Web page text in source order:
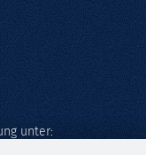
unter: